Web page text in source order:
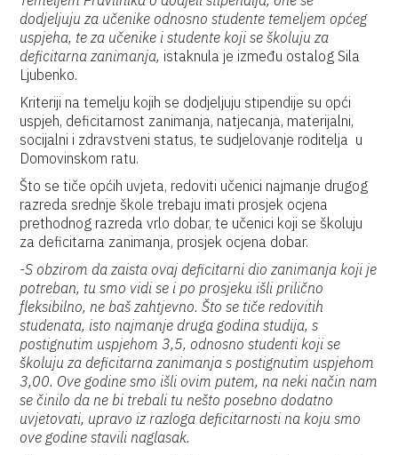
dodjeljuju za učenike odnosno studente temeljem općeg
uspjeha, te za učenike i studente koji se školuju za
deficitarna zanimanja, istaknula je između ostalog Sila
Ljubenko.
Kriteriji na temelju kojih se dodjeljuju stipendije su opći
uspjeh, deficitarnost zanimanja, natjecanja, materijalni,
socijalni i zdravstveni status, te sudjelovanje roditelja u
Domovinskom ratu.
Što se tiče općih uvjeta, redoviti učenici najmanje drugog
razreda srednje škole trebaju imati prosjek ocjena
prethodnog razreda vrlo dobar, te učenici koji se školuju
za deficitarna zanimanja, prosjek ocjena dobar.
-S obzirom da zaista ovaj deficitarni dio zanimanja koji je
potreban, tu smo vidi se i po prosjeku išli prilično
fleksibilno, ne baš zahtjevno. Što se tiče redovitih
studenata, isto najmanje druga godina studija, s
postignutim uspjehom 3,5, odnosno studenti koji se
školuju za deficitarna zanimanja s postignutim uspjehom
3,00. Ove godine smo išli ovim putem, na neki način nam
se činilo da ne bi trebali tu nešto posebno dodatno
uvjetovati, upravo iz razloga deficitarnosti na koju smo
ove godine stavili naglasak.